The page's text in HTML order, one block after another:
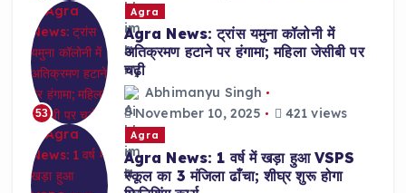
53
Agra
Agra News: ट्रांस यमुना कॉलोनी में
अतिक्रमण हटाने पर हंगामा; महिला जेसीबी पर
चढ़ी
Abhimanyu Singh
November 10, 2025
421 views
Agra
Agra News: 1 वर्ष में खड़ा हुआ VSPS
स्कूल का 3 मंजिला ढाँचा; शीघ्र शुरू होगा